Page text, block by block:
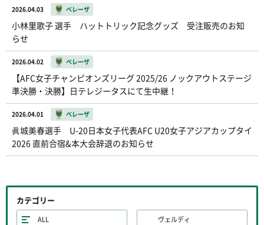
2026.04.03 ベレーザ
小林里歌子 選手 ハットトリック記念グッズ 受注販売のお知
らせ
2026.04.02 ベレーザ
【AFC女子チャンピオンズリーグ 2025/26 ノックアウトステージ
準決勝・決勝】日テレジータスにて生中継！
2026.04.01 ベレーザ
眞城美春選手 U-20日本女子代表AFC U20女子アジアカップタイ
2026 直前合宿&本大会辞退のお知らせ
カテゴリー
ALL ヴェルディ